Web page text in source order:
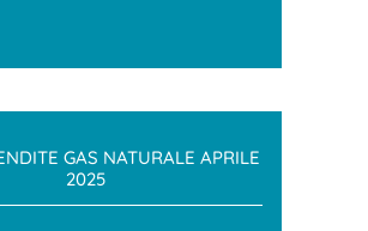
GAS NATURALE APRILE
2025